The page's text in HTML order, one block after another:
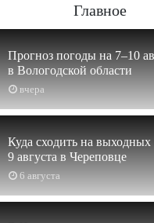
Главное
вчера
Прогноз погоды на 7–10
в Вологодской области
6 августа
Куда сходить на выходных
9 августа в Череповце